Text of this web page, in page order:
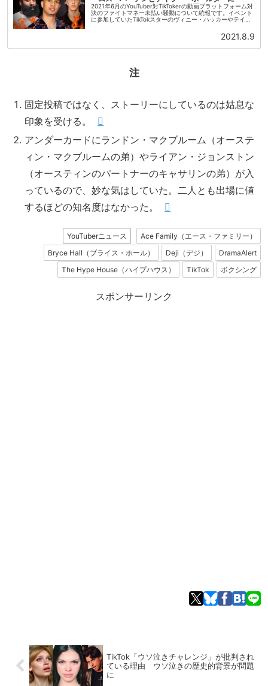
2021年6月のYouTuber対TikTokerの動画プラットフォーム対
決のファイトマネー未払い騒動について続報です。イベント
に参加していたTikTokスターのヴィニー・ハッカーやテイラ
2021.8.9
注
固定投稿ではなく、ストーリーにしているのは姑息な
印象を受ける。
アンダーカードにランドン・マクブルーム（オーステ
ィン・マクブルームの弟）やライアン・ジョンストン
（オースティンのパートナーのキャサリンの弟）が入
っているので、妙な気はしていた。二人とも出場に値
するほどの知名度はなかった。
YouTuberニュース
Ace Family（エース・ファミリー）
Bryce Hall（ブライス・ホール）
Deji（デジ）
DramaAlert
The Hype House（ハイプハウス）
TikTok ボクシング
スポンサーリンク
TikTok「ウソ泣きチャレンジ」が批判され
ている理由 ウソ泣きの歴史的背景が問題
に